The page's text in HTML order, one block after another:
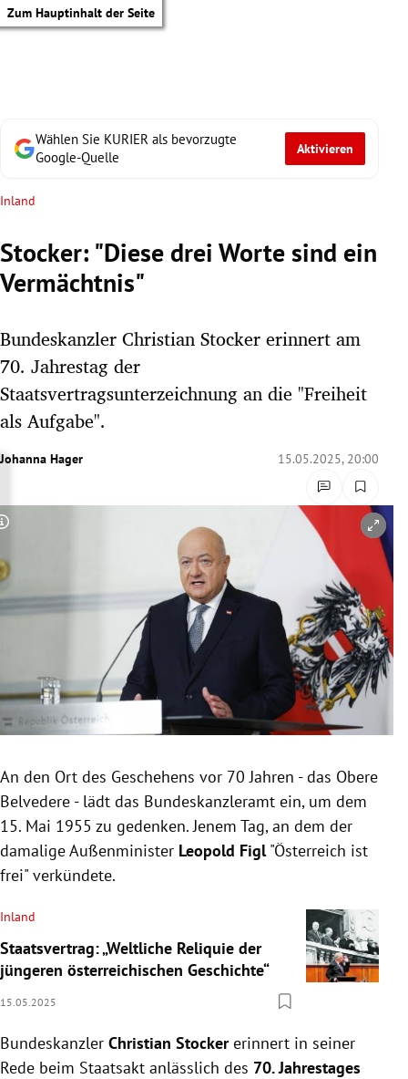
Zum Hauptinhalt der Seite
Untermenü
Untermenü
Untermenü
Untermenü
Untermenü
Untermenü
Untermenü
Untermenü
Untermenü
Wählen Sie KURIER als bevorzugte
Google-Quelle
Aktivieren
Inland
Stocker: "Diese drei Worte sind ein
Vermächtnis"
Bundeskanzler Christian Stocker erinnert am
70. Jahrestag der
Staatsvertragsunterzeichnung an die "Freiheit
als Aufgabe".
Johanna Hager 15.05.2025, 20:00
Copyright-Hinweis öffnen/schließen
An den Ort des Geschehens vor 70 Jahren - das Obere
Belvedere - lädt das Bundeskanzleramt ein, um dem
15. Mai 1955 zu gedenken. Jenem Tag, an dem der
damalige Außenminister Leopold Figl"Österreich ist
frei" verkündete.
Inland
Staatsvertrag: „Weltliche Reliquie der
jüngeren österreichischen Geschichte“
15.05.2025
Bundeskanzler Christian Stockererinnert in seiner
Rede beim Staatsakt anlässlich des 70. Jahrestages